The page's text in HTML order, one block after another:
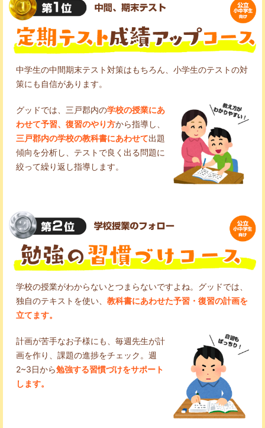
中学生の中間期末テスト対策はもちろん、小学生のテストの対
策にも自信があります。
グッドでは、三戸郡内の学校の授業にあ
わせて予習、復習のやり方から指導し、
三戸郡内の学校の教科書にあわせて出題
傾向を分析し、テストで良く出る問題に
絞って繰り返し指導します。
学校の授業がわからないとつまらないですよね。グッドでは、
独自のテキストを使い、 教科書にあわせた予習・復習の計画を
立てます。
計画が苦手なお子様にも、毎週先生が計
画を作り、課題の進捗をチェック。週
2~3日から勉強する習慣づけをサポート
します。